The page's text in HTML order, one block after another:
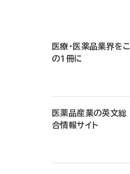
医療・医薬品業界をこ
の1冊に
医薬品産業の英文総
合情報サイト